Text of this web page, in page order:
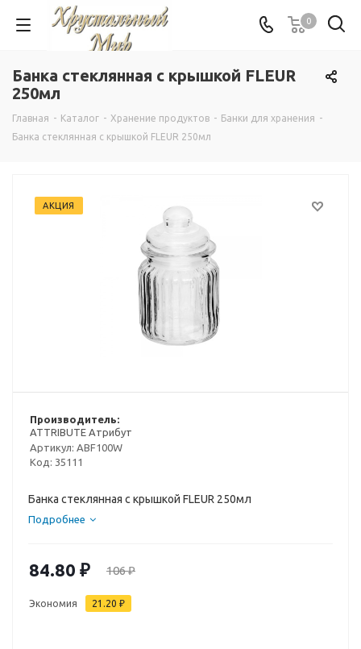
0
Банка стеклянная с крышкой FLEUR
250мл
Главная - Каталог - Хранение продуктов - Банки для хранения -
Банка стеклянная с крышкой FLEUR 250мл
АКЦИЯ
Производитель:
ATTRIBUTE Атрибут
Артикул: ABF100W
Код: 35111
Банка стеклянная с крышкой FLEUR 250мл
Подробнее
84.80 ₽ 106₽
Экономия 21.20 ₽